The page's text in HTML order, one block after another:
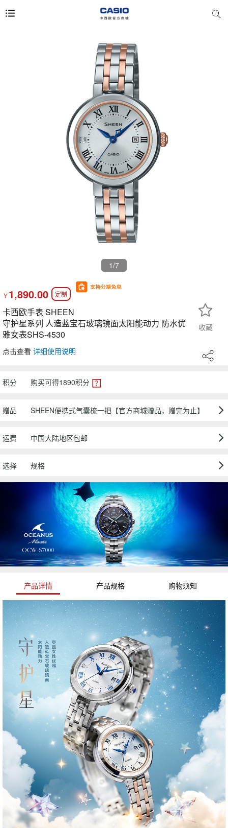
1/7
￥1,890.00 定制
卡西欧手表 SHEEN
守护星系列 人造蓝宝石玻璃镜面太阳能动力 防水优
雅女表SHS-4530
点击查看 详细使用说明
收藏
积分 购买可得1890积分
赠品 SHEEN便携式气囊梳一把【官方商城赠品，赠完为止】
运费 中国大陆地区包邮
选择 规格
产品详情 产品规格 购物须知